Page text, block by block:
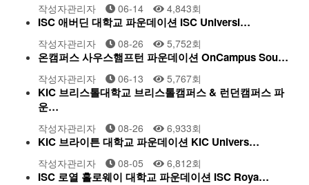
작성자관리자 06-14 4,843회
ISC 애버딘 대학교 파운데이션 ISC Universi…
작성자관리자 08-26 5,752회
온캠퍼스 사우스햄프턴 파운데이션 OnCampus Sou…
작성자관리자 06-13 5,767회
KIC 브리스톨대학교 브리스톨캠퍼스 & 런던캠퍼스 파
운…
작성자관리자 08-26 6,933회
KIC 브라이튼 대학교 파운데이션 KIC Univers…
작성자관리자 08-05 6,812회
ISC 로열 홀로웨이 대학교 파운데이션 ISC Roya…